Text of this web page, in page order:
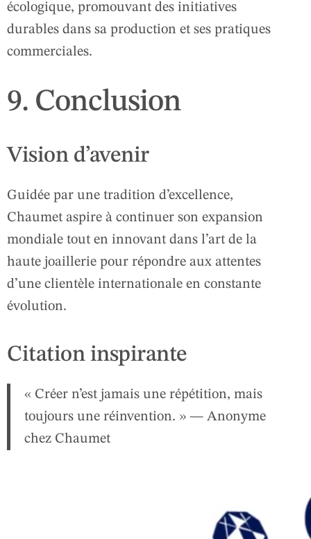
écologique, promouvant des initiatives
durables dans sa production et ses pratiques
commerciales.
9. Conclusion
Vision d’avenir
Guidée par une tradition d’excellence,
Chaumet aspire à continuer son expansion
mondiale tout en innovant dans l’art de la
haute joaillerie pour répondre aux attentes
d’une clientèle internationale en constante
évolution.
Citation inspirante
« Créer n’est jamais une répétition, mais
toujours une réinvention. » — Anonyme
chez Chaumet